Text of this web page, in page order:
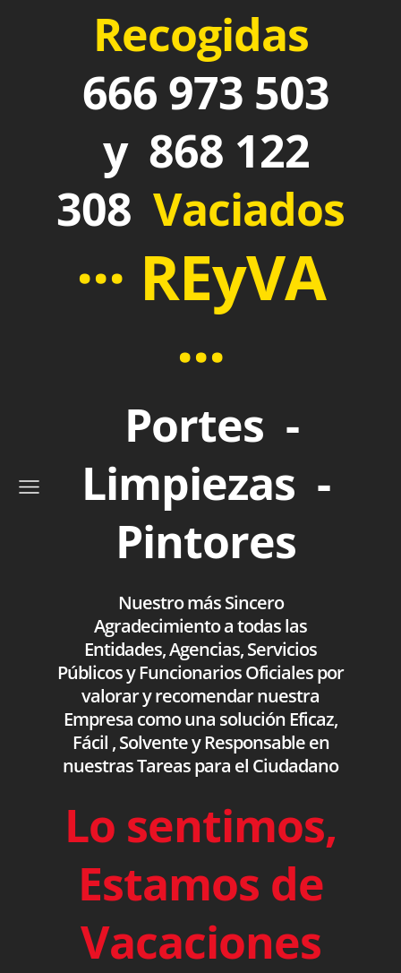
Recogidas
666 973 503
y 868 122
308 Vaciados
··· REyVA
···
Portes -
Limpiezas -
Pintores
Nuestro más Sincero
Agradecimiento a todas las
Entidades, Agencias, Servicios
Públicos y Funcionarios Oficiales por
valorar y recomendar nuestra
Empresa como una solución Eficaz,
Fácil , Solvente y Responsable en
nuestras Tareas para el Ciudadano
Lo sentimos,
Estamos de
Vacaciones